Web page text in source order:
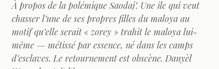
À propos de la polémique Saodaj’. Une île qui veut
chasser l’une de ses propres filles du maloya au
motif qu’elle serait « zorey » trahit le maloya lui-
même — métissé par essence, né dans les camps
d’esclaves. Le retournement est obscène. Danyèl